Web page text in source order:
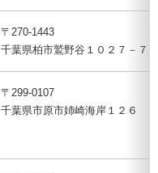
〒270-1443
千葉県柏市鷲野谷１０２７－７
〒299-0107
千葉県市原市姉崎海岸１２６